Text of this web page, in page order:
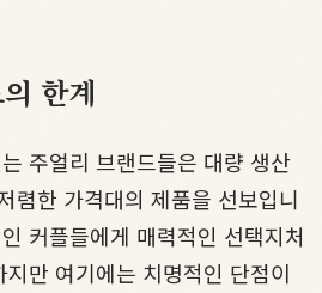
한계
주얼리 브랜드들은 대량 생산
렴한 가격대의 제품을 선보입니
커플들에게 매력적인 선택지처
만 여기에는 치명적인 단점이